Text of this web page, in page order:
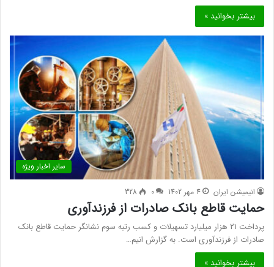
بیشتر بخوانید »
سایر اخبار ویژه
انیمیشن ایران 4 مهر 1402 0
328
حمایت قاطع بانک صادرات از فرزندآوری
پرداخت ۲۱ هزار میلیارد تسهیلات و کسب رتبه سوم نشانگر حمایت قاطع بانک
صادرات از فرزندآوری است. به گزارش انیم…
بیشتر بخوانید »